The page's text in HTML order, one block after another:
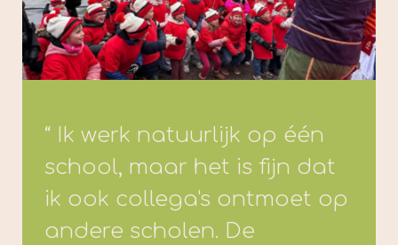
“ Ik werk natuurlijk op één
school, maar het is fijn dat
ik ook collega's ontmoet op
andere scholen. De